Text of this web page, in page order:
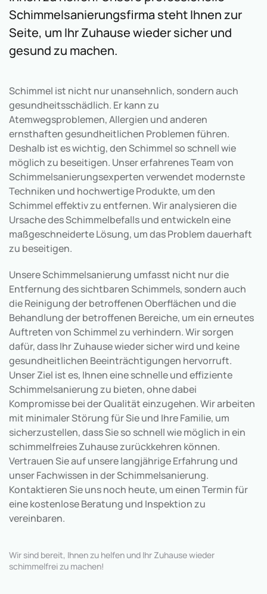
Schimmelsanierungsfirma steht Ihnen zur
Seite, um Ihr Zuhause wieder sicher und
gesund zu machen.
Schimmel ist nicht nur unansehnlich, sondern auch
gesundheitsschädlich. Er kann zu
Atemwegsproblemen, Allergien und anderen
ernsthaften gesundheitlichen Problemen führen.
Deshalb ist es wichtig, den Schimmel so schnell wie
möglich zu beseitigen. Unser erfahrenes Team von
Schimmelsanierungsexperten verwendet modernste
Techniken und hochwertige Produkte, um den
Schimmel effektiv zu entfernen. Wir analysieren die
Ursache des Schimmelbefalls und entwickeln eine
maßgeschneiderte Lösung, um das Problem dauerhaft
zu beseitigen.
Unsere Schimmelsanierung umfasst nicht nur die
Entfernung des sichtbaren Schimmels, sondern auch
die Reinigung der betroffenen Oberflächen und die
Behandlung der betroffenen Bereiche, um ein erneutes
Auftreten von Schimmel zu verhindern. Wir sorgen
dafür, dass Ihr Zuhause wieder sicher wird und keine
gesundheitlichen Beeinträchtigungen hervorruft.
Unser Ziel ist es, Ihnen eine schnelle und effiziente
Schimmelsanierung zu bieten, ohne dabei
Kompromisse bei der Qualität einzugehen. Wir arbeiten
mit minimaler Störung für Sie und Ihre Familie, um
sicherzustellen, dass Sie so schnell wie möglich in ein
schimmelfreies Zuhause zurückkehren können.
Vertrauen Sie auf unsere langjährige Erfahrung und
unser Fachwissen in der Schimmelsanierung.
Kontaktieren Sie uns noch heute, um einen Termin für
eine kostenlose Beratung und Inspektion zu
vereinbaren.
Wir sind bereit, Ihnen zu helfen und Ihr Zuhause wieder
schimmelfrei zu machen!